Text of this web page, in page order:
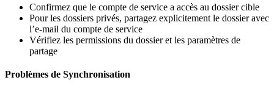
Confirmez que le compte de service a accès au dossier cible
Pour les dossiers privés, partagez explicitement le dossier avec
l’e-mail du compte de service
Vérifiez les permissions du dossier et les paramètres de
partage
Problèmes de Synchronisation